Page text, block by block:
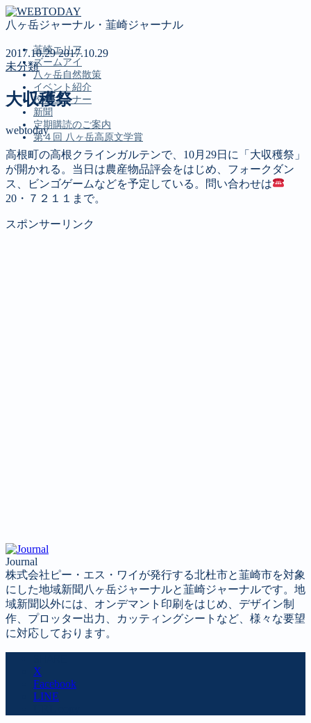
八ヶ岳ジャーナル・韮崎ジャーナル
韮崎エリア
ズームアイ
八ヶ岳自然散策
イベント紹介
投稿コーナー
新聞
定期購読のご案内
第４回 八ヶ岳高原文学賞
MENU
韮崎エリア
ズームアイ
八ヶ岳自然散策
2017.10.292017.10.29
未分類
大収穫祭
webtoday
高根町の高根クラインガルテンで、10月29日に「大収穫祭」
が開かれる。当日は農産物品評会をはじめ、フォークダン
ス、ビンゴゲームなどを予定している。問い合わせは
20・７２１１まで。
スポンサーリンク
Journal
株式会社ピー・エス・ワイが発行する北杜市と韮崎市を対象
にした地域新聞八ヶ岳ジャーナルと韮崎ジャーナルです。地
域新聞以外には、オンデマント印刷をはじめ、デザイン制
作、プロッター出力、カッティングシートなど、様々な要望
に対応しております。
X
Facebook
LINE